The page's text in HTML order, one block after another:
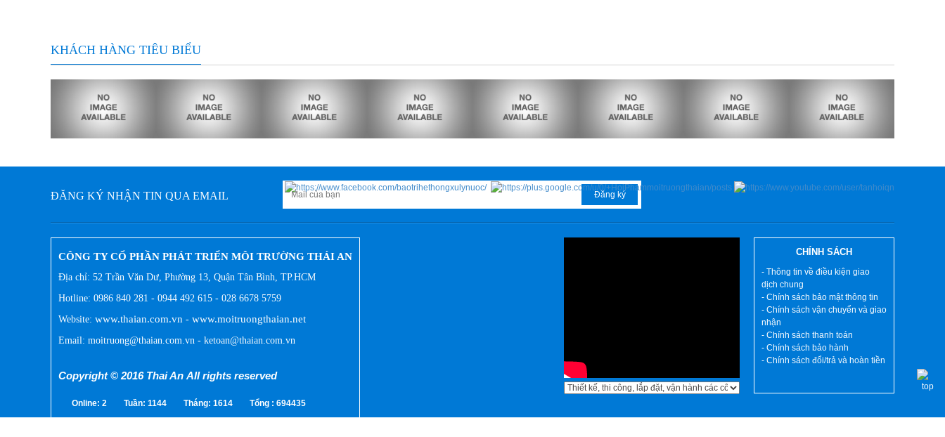
KHÁCH HÀNG TIÊU BIỂU
ĐĂNG KÝ NHẬN TIN QUA EMAIL Đăng ký
CÔNG TY CỔ PHẦN PHÁT TRIỂN MÔI TRƯỜNG THÁI AN
Địa chỉ: 52 Trần Văn Dư, Phường 13, Quận Tân Bình, TP.HCM
Hotline: 0986 840 281 - 0944 492 615 - 028 6678 5759
Website: www.thaian.com.vn - www.moitruongthaian.net
Email: moitruong@thaian.com.vn - ketoan@thaian.com.vn
Copyright © 2016 Thai An All rights reserved
Online: 2 Tuần: 1144 Tháng: 1614 Tổng : 694435
CHÍNH SÁCH
- Thông tin về điều kiện giao
dịch chung
- Chính sách bảo mật thông tin
- Chính sách vận chuyển và giao
nhận
- Chính sách thanh toán
- Chính sách bảo hành
- Chính sách đổi/trả và hoàn tiền